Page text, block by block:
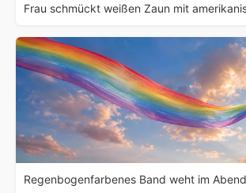
Frau schmückt weißen Zaun mit
Regenbogenfarbenes Band weht im